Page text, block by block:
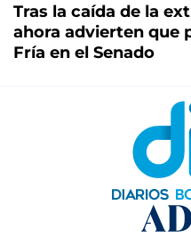
Tras la caída de la
ahora advierten que
Fría en el Senado